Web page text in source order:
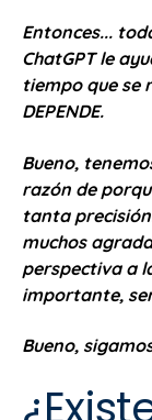
Entonces...
ChatGPT le
tiempo que se
DEPENDE.
Bueno,
razón de
tanta
muchos
perspectiva a
importante,
Bueno,